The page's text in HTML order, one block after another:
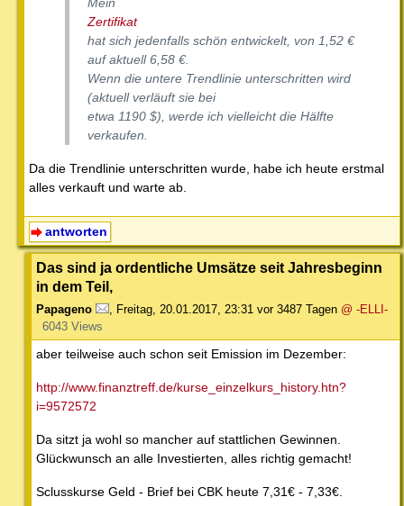
Zertifikat
hat sich jedenfalls schön entwickelt, von 1,52 €
auf aktuell 6,58 €.
Wenn die untere Trendlinie unterschritten wird
(aktuell verläuft sie bei
etwa 1190 $), werde ich vielleicht die Hälfte
verkaufen.
Da die Trendlinie unterschritten wurde, habe ich heute erstmal
alles verkauft und warte ab.
antworten
Das sind ja ordentliche Umsätze seit Jahresbeginn
in dem Teil,
Papageno Freitag, 20.01.2017, 23:31 vor 3487 Tagen @ -ELLI-
6043 Views
aber teilweise auch schon seit Emission im Dezember:
http://www.finanztreff.de/kurse_einzelkurs_history.htn?
i=9572572
Da sitzt ja wohl so mancher auf stattlichen Gewinnen.
Glückwunsch an alle Investierten, alles richtig gemacht!
Sclusskurse Geld - Brief bei CBK heute 7,31€ - 7,33€.